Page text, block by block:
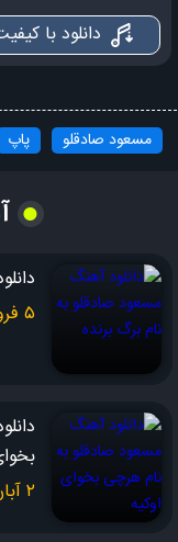
دستامو بگیر زیرِ
می
ولی من و
اِل
هر روز می شم
دانلود با کیفیت
مسعود صادقلو پاپ
۵ فروردین ۱۴۰۴
۲ آبان ۱۴۰۳